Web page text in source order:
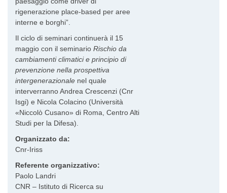
rigenerazione place-based per aree
interne e borghi”.
Il ciclo di seminari continuerà il 15
maggio con il seminario Rischio da
cambiamenti climatici e principio di
prevenzione nella prospettiva
intergenerazionale nel quale
interverranno Andrea Crescenzi (Cnr
Isgi) e Nicola Colacino (Università
«Niccolò Cusano» di Roma, Centro Alti
Studi per la Difesa).
Organizzato da:
Cnr-Iriss
Referente organizzativo:
Paolo Landri
CNR – Istituto di Ricerca su